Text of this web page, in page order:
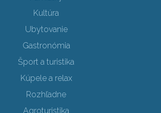
Kultúra
Ubytovanie
Gastronómia
Šport a turistika
Kúpele a relax
Rozhľadne
Agroturistika